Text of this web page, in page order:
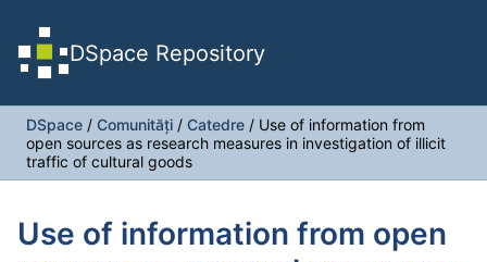
DSpace Repository
DSpace / Comunități / Catedre / Use of information from
open sources as research measures in investigation of illicit
traffic of cultural goods
Use of information from open